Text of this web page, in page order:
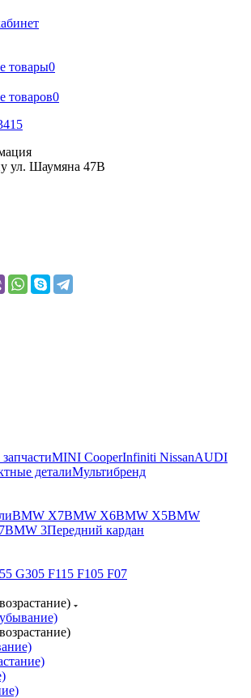
товары0
товаров0
ул. Шаумяна 47В
MINI CooperInfiniti NissanAUDI
деталиМультибренд
BMW X7BMW X6BMW X5BMW
BMW 3Передний кардан
5 G305 F11 5 F105 F07